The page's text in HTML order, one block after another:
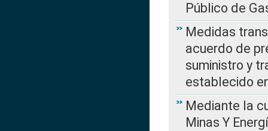
Público de
Medidas
acuerdo de
suministro y
establecido
Mediante la
Minas Y